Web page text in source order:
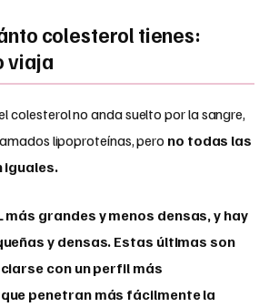
colesterol tienes:
viaja
colesterol no anda suelto por la sangre,
lipoproteínas, pero no todas las
iguales.
más grandes y menos densas, y hay
y densas. Estas últimas son
con un perfil más
penetran más fácilmente la